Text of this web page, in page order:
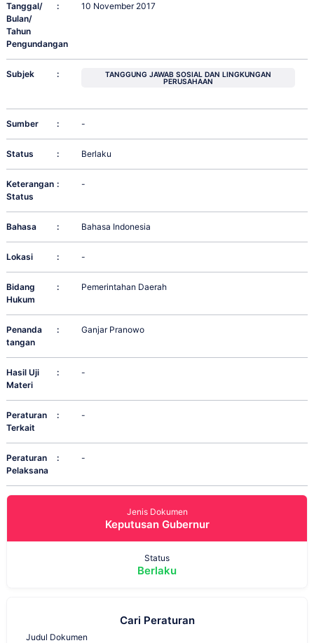
Tanggal/
Bulan/
Tahun
Pengundangan
: 10 November 2017
Subjek :
TANGGUNG JAWAB SOSIAL DAN LINGKUNGAN
PERUSAHAAN
Sumber : -
Status : Berlaku
Keterangan
Status
: -
Bahasa : Bahasa Indonesia
Lokasi : -
Bidang
Hukum
: Pemerintahan Daerah
Penanda
tangan
: Ganjar Pranowo
Hasil Uji
Materi
: -
Peraturan
Terkait
: -
Peraturan
Pelaksana
: -
Jenis Dokumen
Keputusan Gubernur
Status
Berlaku
Cari Peraturan
Judul Dokumen